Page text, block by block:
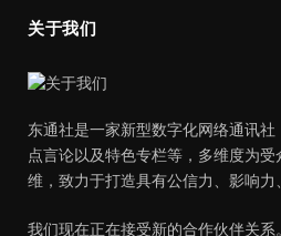
关于我们
东通社是一家新型数字化网络通讯
点言论以及特色专栏等，多维度为
维，致力于打造具有公信力、影响力
我们现在正在接受新的合作伙伴关系。